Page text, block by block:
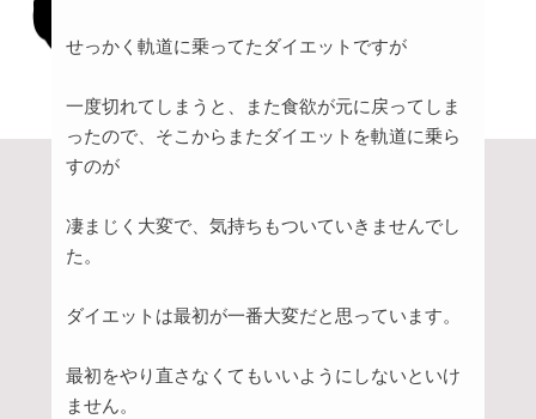
せっかく軌道に乗ってたダイエットですが
一度切れてしまうと、また食欲が元に戻ってしま
ったので、そこからまたダイエットを軌道に乗ら
すのが
凄まじく大変で、気持ちもついていきませんでし
た。
ダイエットは最初が一番大変だと思っています。
最初をやり直さなくてもいいようにしないといけ
ません。